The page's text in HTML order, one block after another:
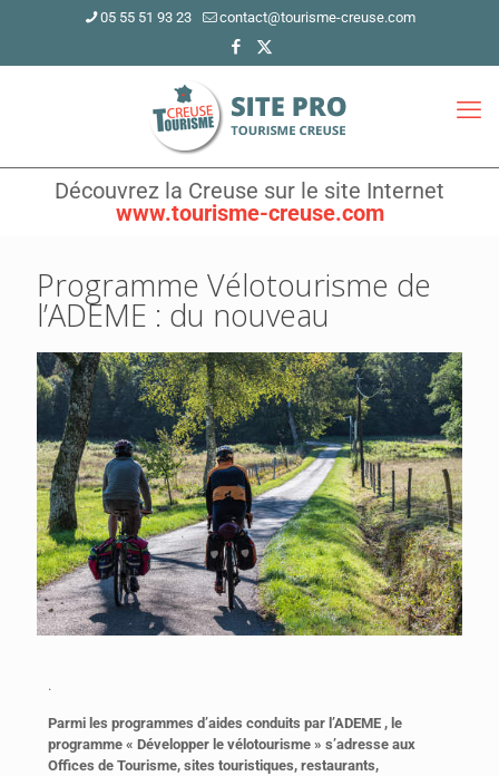
05 55 51 93 23 contact@tourisme-creuse.com
Découvrez la Creuse sur le site Internet
www.tourisme-creuse.com
Programme Vélotourisme de
l’ADEME : du nouveau
.
Parmi les programmes d’aides conduits par l’ADEME , le
programme « Développer le vélotourisme » s’adresse aux
Offices de Tourisme, sites touristiques, restaurants,